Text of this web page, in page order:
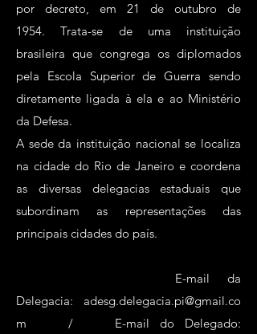
por decreto, em 21 de outubro de
1954. Trata-se de uma instituição
brasileira que congrega os diplomados
pela Escola Superior de Guerra sendo
diretamente ligada à ela e ao Ministério
da Defesa.
A sede da instituição nacional se localiza
na cidade do Rio de Janeiro e coordena
as diversas delegacias estaduais que
subordinam as representações das
principais cidades do país.
E-mail da
Delegacia: adesg.delegacia.pi@gmail.co
m / E-mail do Delegado: